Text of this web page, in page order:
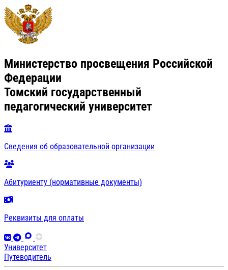
Министерство просвещения Российской
Федерации
Томский государственный
педагогический университет
Сведения об образовательной организации
Абитуриенту (нормативные документы)
Реквизиты для оплаты
Университет
Путеводитель